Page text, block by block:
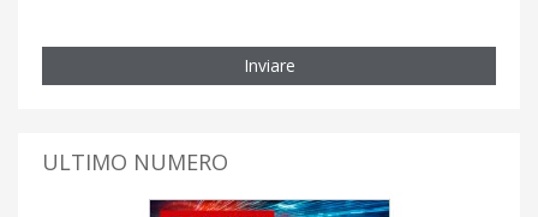
Inviare
ULTIMO NUMERO